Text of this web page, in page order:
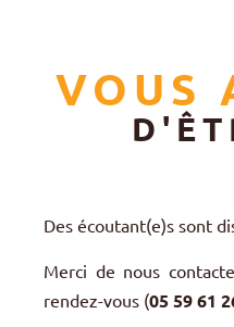
VOUS
Des écoutant(e)s sont
Merci de nous
rendez-vous (05 59 61